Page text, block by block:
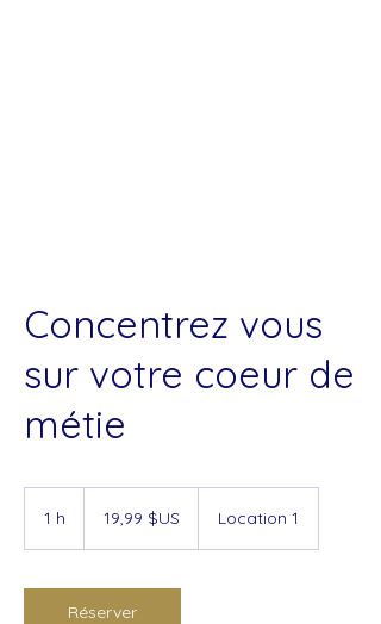
Concentrez vous
sur votre coeur de
métie
1 h
Unis
19,99 $US Location 1
Réserver